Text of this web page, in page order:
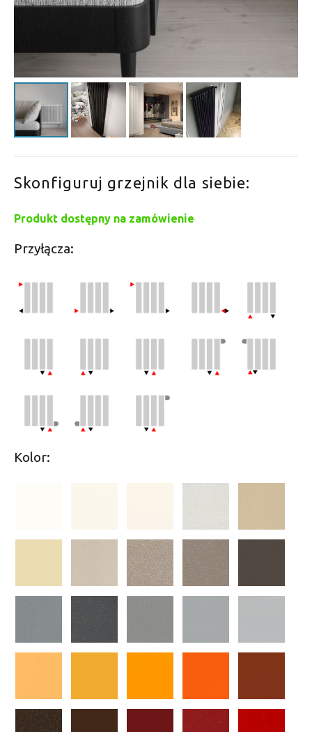
Skonfiguruj grzejnik dla siebie:
Produkt dostępny na zamówienie
Przyłącza:
Kolor: